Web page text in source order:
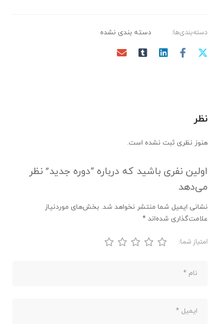
دسته‌بندی‌ها: دسته بندی نشده
نظر
هنوز نظری ثبت نشده است.
اولین نفری باشید که درباره “دوره جدید” نظر
می‌دهد
نشانی ایمیل شما منتشر نخواهد شد. بخش‌های موردنیاز
علامت‌گذاری شده‌اند *
امتیاز شما: